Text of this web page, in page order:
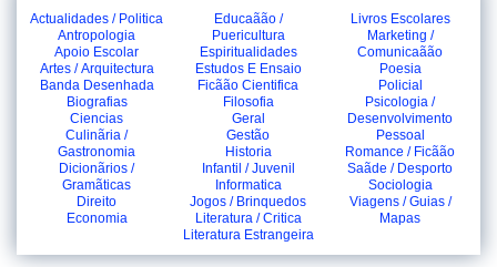
Actualidades / Politica
Antropologia
Apoio Escolar
Artes / Arquitectura
Banda Desenhada
Biografias
Ciencias
Culinãria /
Gastronomia
Dicionãrios /
Gramãticas
Direito
Economia
Educaãão /
Puericultura
Espiritualidades
Estudos E Ensaio
Ficãão Cientifica
Filosofia
Geral
Gestão
Historia
Infantil / Juvenil
Informatica
Jogos / Brinquedos
Literatura / Critica
Literatura Estrangeira
Livros Escolares
Marketing /
Comunicaãão
Poesia
Policial
Psicologia /
Desenvolvimento
Pessoal
Romance / Ficãão
Saãde / Desporto
Sociologia
Viagens / Guias /
Mapas